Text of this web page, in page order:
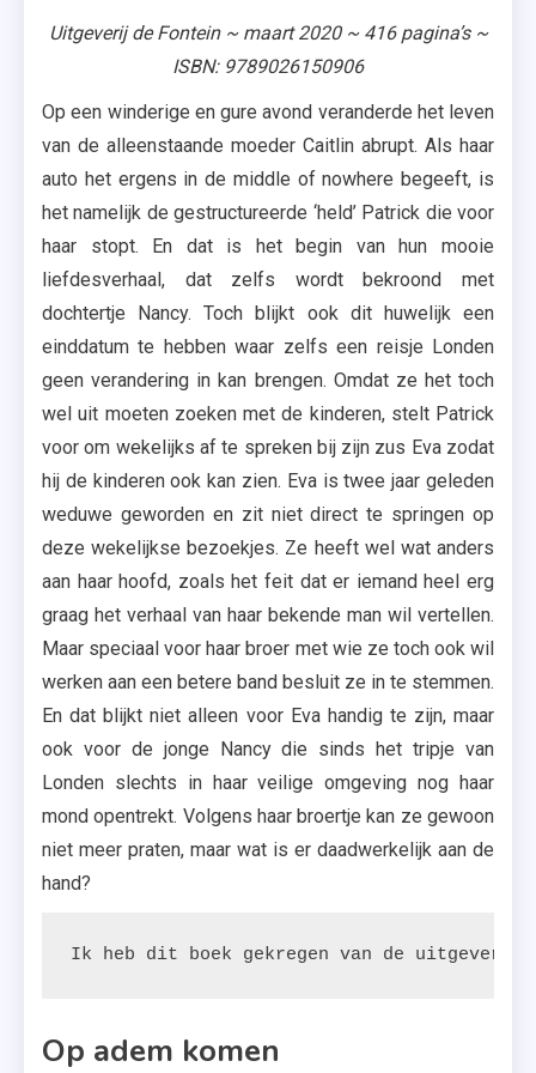
Uitgeverij de Fontein ~ maart 2020 ~ 416 pagina’s ~
ISBN: 9789026150906
Op een winderige en gure avond veranderde het leven
van de alleenstaande moeder Caitlin abrupt. Als haar
auto het ergens in de middle of nowhere begeeft, is
het namelijk de gestructureerde ‘held’ Patrick die voor
haar stopt. En dat is het begin van hun mooie
liefdesverhaal, dat zelfs wordt bekroond met
dochtertje Nancy. Toch blijkt ook dit huwelijk een
einddatum te hebben waar zelfs een reisje Londen
geen verandering in kan brengen. Omdat ze het toch
wel uit moeten zoeken met de kinderen, stelt Patrick
voor om wekelijks af te spreken bij zijn zus Eva zodat
hij de kinderen ook kan zien. Eva is twee jaar geleden
weduwe geworden en zit niet direct te springen op
deze wekelijkse bezoekjes. Ze heeft wel wat anders
aan haar hoofd, zoals het feit dat er iemand heel erg
graag het verhaal van haar bekende man wil vertellen.
Maar speciaal voor haar broer met wie ze toch ook wil
werken aan een betere band besluit ze in te stemmen.
En dat blijkt niet alleen voor Eva handig te zijn, maar
ook voor de jonge Nancy die sinds het tripje van
Londen slechts in haar veilige omgeving nog haar
mond opentrekt. Volgens haar broertje kan ze gewoon
niet meer praten, maar wat is er daadwerkelijk aan de
hand?
Ik heb dit boek gekregen van de
Op adem komen